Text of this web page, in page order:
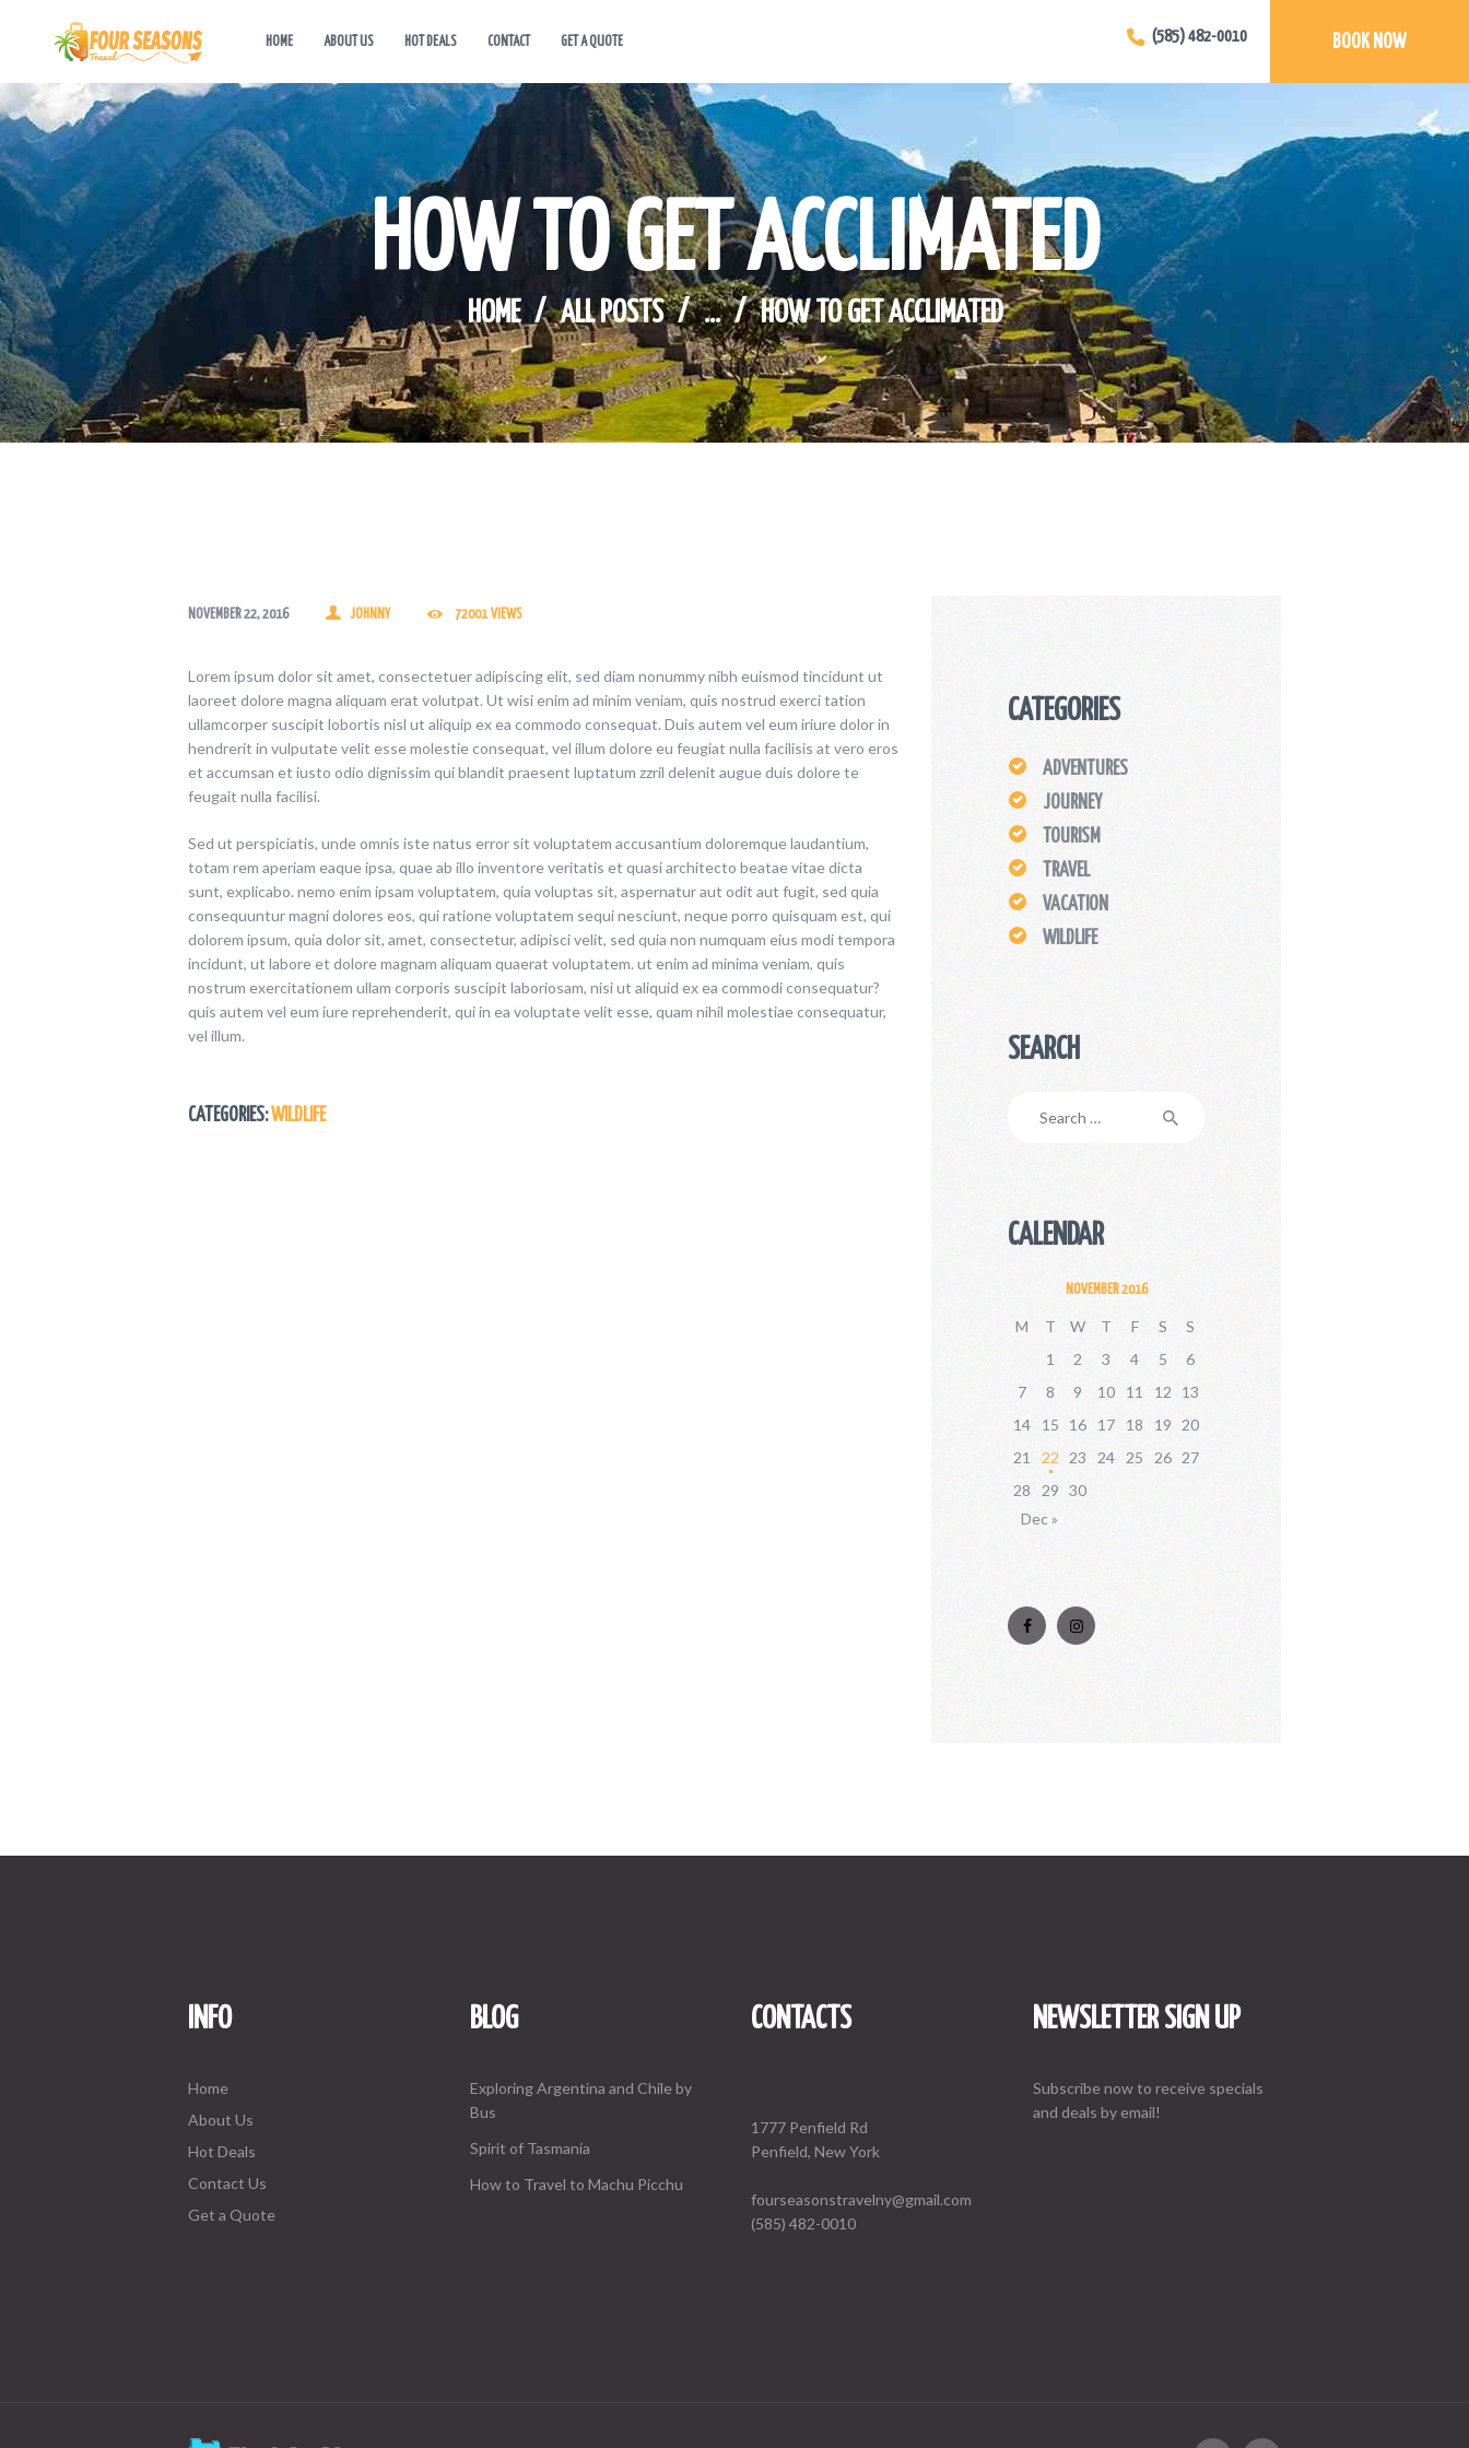
HOME ABOUT US HOT DEALS CONTACT GET A QUOTE BOOK NOW
(585) 482-0010
HOW TO GET ACCLIMATED
HOME ALL POSTS ... HOW TO GET ACCLIMATED
ABOUT US
HOT DEALS
CONTACT
GET A QUOTE
NOVEMBER 22, 2016 JOHNNY 72001 VIEWS
Lorem ipsum dolor sit amet, consectetuer adipiscing elit, sed diam nonummy nibh euismod tincidunt ut
laoreet dolore magna aliquam erat volutpat. Ut wisi enim ad minim veniam, quis nostrud exerci tation
ullamcorper suscipit lobortis nisl ut aliquip ex ea commodo consequat. Duis autem vel eum iriure dolor in
hendrerit in vulputate velit esse molestie consequat, vel illum dolore eu feugiat nulla facilisis at vero eros
et accumsan et iusto odio dignissim qui blandit praesent luptatum zzril delenit augue duis dolore te
feugait nulla facilisi.
Sed ut perspiciatis, unde omnis iste natus error sit voluptatem accusantium doloremque laudantium,
totam rem aperiam eaque ipsa, quae ab illo inventore veritatis et quasi architecto beatae vitae dicta
sunt, explicabo. nemo enim ipsam voluptatem, quia voluptas sit, aspernatur aut odit aut fugit, sed quia
consequuntur magni dolores eos, qui ratione voluptatem sequi nesciunt, neque porro quisquam est, qui
dolorem ipsum, quia dolor sit, amet, consectetur, adipisci velit, sed quia non numquam eius modi tempora
incidunt, ut labore et dolore magnam aliquam quaerat voluptatem. ut enim ad minima veniam, quis
nostrum exercitationem ullam corporis suscipit laboriosam, nisi ut aliquid ex ea commodi consequatur?
quis autem vel eum iure reprehenderit, qui in ea voluptate velit esse, quam nihil molestiae consequatur,
vel illum.
CATEGORIES:WILDLIFE
CATEGORIES
ADVENTURES
JOURNEY
TOURISM
TRAVEL
VACATION
WILDLIFE
SEARCH
CALENDAR
NOVEMBER 2016
M T W T F S
S
1
2 3 4 5
6
7
8 9 10 11 12
13
14
15 16 17 18 19
20
21
22 23 24 25 26
27
28
29 30
Dec »
INFO
Home
About Us
Hot Deals
Contact Us
Get a Quote
BLOG
Exploring Argentina and Chile by
Bus
Spirit of Tasmania
How to Travel to Machu Picchu
CONTACTS
1777 Penfield Rd
Penfield, New York
fourseasonstravelny@gmail.com
(585) 482-0010
NEWSLETTER SIGN UP
Subscribe now to receive specials
and deals by email!